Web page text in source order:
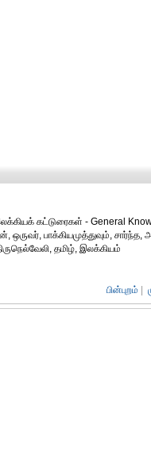
கட்டுரைகள் - General
பாக்கியமுத்துவும், சார்ந்த,
தமிழ், இலக்கியம்
பின்புறம்